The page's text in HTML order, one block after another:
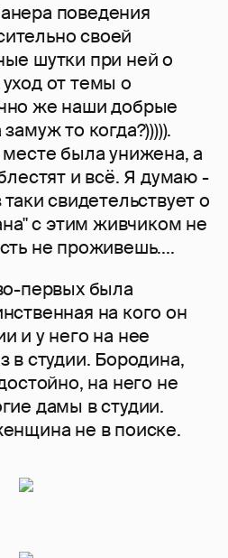
поведения
своей
шутки при ней о
от темы о
же наши добрые
то когда?))))).
была унижена, а
и всё. Я думаю -
свидетельствует о
с этим живчиком не
не проживешь....
первых была
на кого он
и у него на нее
в студии. Бородина,
на него не
дамы в студии.
не в поиске.